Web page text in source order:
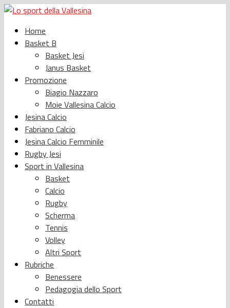
Home
Basket B
Basket Jesi
Janus Basket
Promozione
Biagio Nazzaro
Moie Vallesina Calcio
Jesina Calcio
Fabriano Calcio
Jesina Calcio Femminile
Rugby Jesi
Sport in Vallesina
Basket
Calcio
Rugby
Scherma
Tennis
Volley
Altri Sport
Rubriche
Benessere
Pedagogia dello Sport
Contatti